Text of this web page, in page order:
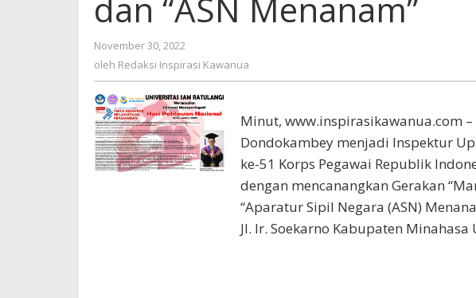
dan “ASN Menanam”
November 30, 2022
Redaksi
oleh Redaksi Inspirasi Kawanua
Minut, www.inspirasikawanua.com
Dondokambey menjadi Inspektur
ke-51 Korps Pegawai Republik
dengan mencanangkan Gerakan
“Aparatur Sipil Negara (ASN)
Jl. Ir. Soekarno Kabupaten